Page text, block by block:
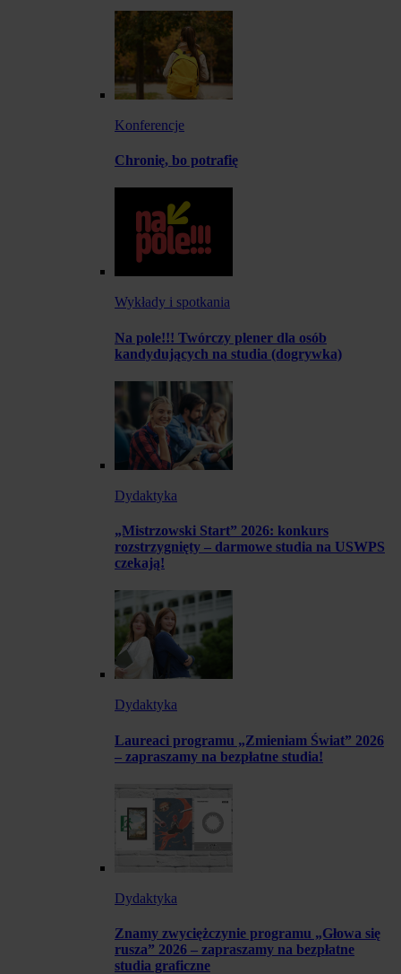
Konferencje
Chronię, bo potrafię
Wykłady i spotkania
Na pole!!! Twórczy plener dla osób
kandydujących na studia (dogrywka)
Dydaktyka
„Mistrzowski Start” 2026: konkurs
rozstrzygnięty – darmowe studia na USWPS
czekają!
Dydaktyka
Laureaci programu „Zmieniam Świat” 2026
– zapraszamy na bezpłatne studia!
Dydaktyka
Znamy zwyciężczynie programu „Głowa się
rusza” 2026 – zapraszamy na bezpłatne
studia graficzne